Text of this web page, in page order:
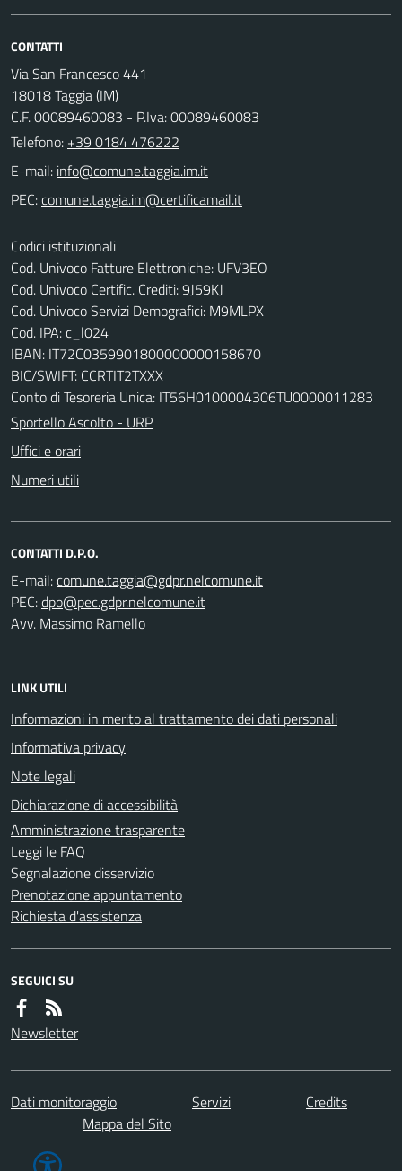
CONTATTI
Via San Francesco 441
18018 Taggia (IM)
C.F. 00089460083 - P.Iva: 00089460083
Telefono: +39 0184 476222
E-mail:
PEC:
Codici istituzionali
Cod. Univoco Fatture Elettroniche: UFV3EO
Cod. Univoco Certific. Crediti: 9J59KJ
Cod. Univoco Servizi Demografici: M9MLPX
Cod. IPA: c_l024
IBAN: IT72C0359901800000000158670
BIC/SWIFT: CCRTIT2TXXX
Conto di Tesoreria Unica: IT56H0100004306TU0000011283
Sportello Ascolto - URP
Uffici e orari
Numeri utili
CONTATTI D.P.O.
E-mail:
PEC:
Avv. Massimo Ramello
LINK UTILI
Informazioni in merito al trattamento dei dati personali
Informativa privacy
Note legali
Dichiarazione di accessibilità
Amministrazione trasparente
Leggi le FAQ
Segnalazione disservizio
Prenotazione appuntamento
Richiesta d'assistenza
SEGUICI SU
Newsletter
Dati monitoraggio Servizi
Credits
Mappa del Sito